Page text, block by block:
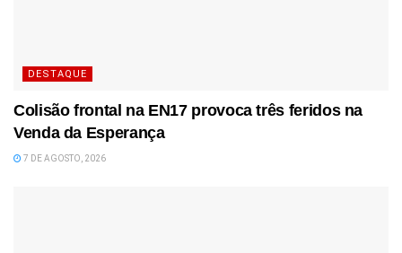
DESTAQUE
Colisão frontal na EN17 provoca três feridos na
Venda da Esperança
7 DE AGOSTO, 2026